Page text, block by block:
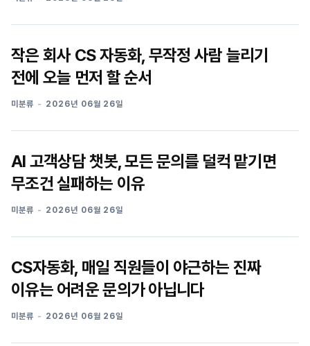
작은 회사 CS 자동화, 무작정 사람 늘리기
전에 오늘 먼저 할 순서
미분류 2026년 06월 26일
AI 고객상담 챗봇, 모든 문의를 덜컥 맡기면
무조건 실패하는 이유
미분류 2026년 06월 26일
CS자동화, 매일 직원들이 야근하는 진짜
이유는 어려운 문의가 아닙니다
미분류 2026년 06월 26일